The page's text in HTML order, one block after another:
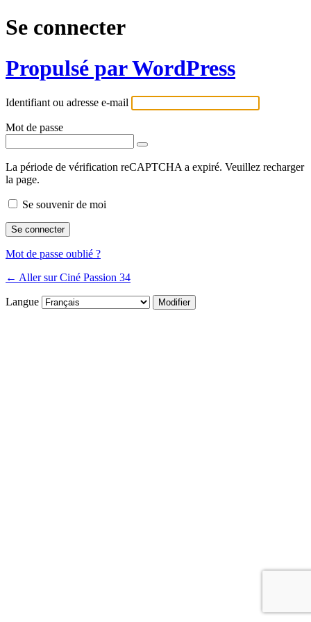
Se connecter
Propulsé par WordPress
Identifiant ou adresse e-mail
Mot de passe
La période de vérification reCAPTCHA a expiré. Veuillez recharger
la page.
Se souvenir de moi
Mot de passe oublié ?
← Aller sur Ciné Passion 34
Langue